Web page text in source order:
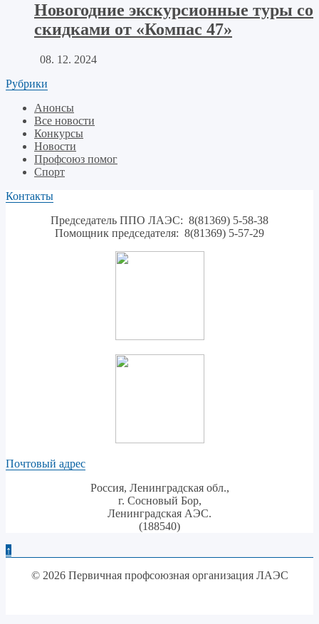
Новогодние экскурсионные туры со
скидками от «Компас 47»
08. 12. 2024
Рубрики
Анонсы
Все новости
Конкурсы
Новости
Профсоюз помог
Спорт
Контакты
Председатель ППО ЛАЭС: 8(81369) 5-58-38
Помощник председателя: 8(81369) 5-57-29
Почтовый адрес
Россия, Ленинградская обл.,
г. Сосновый Бор,
Ленинградская АЭС.
(188540)
↑
© 2026 Первичная профсоюзная организация ЛАЭС